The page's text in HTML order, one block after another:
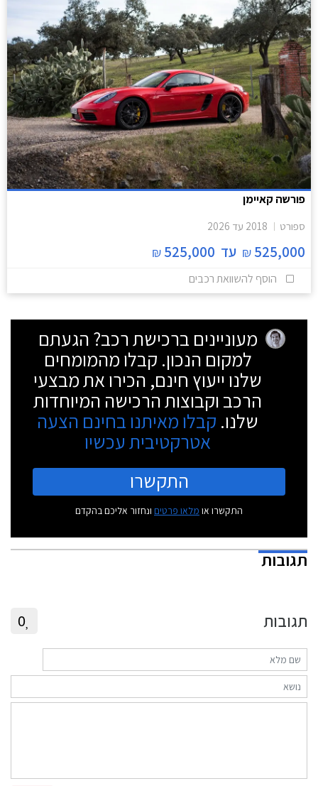
פורשה קאיימן
ספורט 2018 עד 2026
525,000
₪ עד 525,000
₪
הוסף להשוואת רכבים
מעוניינים ברכישת רכב? הגעתם
למקום הנכון. קבלו מהמומחים
שלנו ייעוץ חינם, הכירו את מבצעי
הרכב וקבוצות הרכישה המיוחדות
שלנו. קבלו מאיתנו בחינם הצעה
אטרקטיבית עכשיו
התקשרו
התקשרו או מלאו פרטים ונחזור אליכם בהקדם
תגובות
תגובות 0